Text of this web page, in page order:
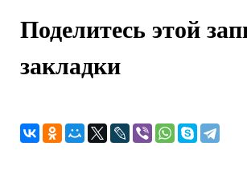
Поделитесь этой
закладки